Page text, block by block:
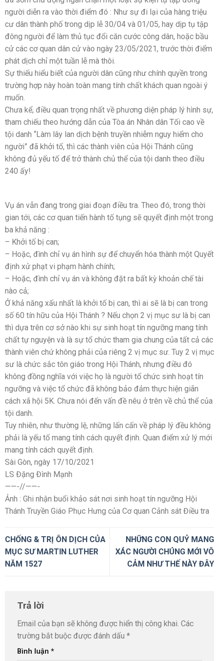
người diễn ra vào thời điểm đó : Như sự đi lại của hàng triệu
cư dân thành phố trong dịp lễ 30/04 và 01/05, hay dịp tụ tập
đông người để làm thủ tục đổi căn cước công dân, hoặc bầu
cử các cơ quan dân cử vào ngày 23/05/2021, trước thời điểm
phát dịch chỉ một tuần lễ mà thôi.
Sự thiếu hiểu biết của người dân cũng như chính quyền trong
trường hợp này hoàn toàn mang tính chất khách quan ngoài ý
muốn.
Chưa kể, điều quan trọng nhất về phương diện pháp lý hình sự,
tham chiếu theo hướng dẫn của Tòa án Nhân dân Tối cao về
tội danh “Làm lây lan dịch bệnh truyền nhiễm nguy hiểm cho
người” đã khởi tố, thì các thành viên của Hội Thánh cũng
không đủ yếu tố để trở thành chủ thể của tội danh theo điều
240 ấy!
Vụ án vẫn đang trong giai đoạn điều tra. Theo đó, trong thời
gian tới, các cơ quan tiến hành tố tụng sẽ quyết định một trong
ba khả năng :
– Khởi tố bị can;
– Hoặc, đình chỉ vụ án hình sự để chuyển hóa thành một Quyết
định xử phạt vi phạm hành chính;
– Hoặc, đình chỉ vụ án và không đặt ra bất kỳ khoản chế tài
nào cả;
Ở khả năng xấu nhất là khởi tố bị can, thì ai sẽ là bị can trong
số 60 tín hữu của Hội Thánh ? Nếu chọn 2 vị mục sư là bị can
thì dựa trên cơ sở nào khi sự sinh hoạt tín ngưỡng mang tính
chất tự nguyện và là sự tổ chức tham gia chung của tất cả các
thành viên chứ không phải của riêng 2 vị mục sư. Tuy 2 vị mục
sư là chức sắc tôn giáo trong Hội Thánh, nhưng điều đó
không đồng nghĩa với việc họ là người tổ chức sinh hoạt tín
ngưỡng và việc tổ chức đã không bảo đảm thực hiện giãn
cách xã hội 5K. Chưa nói đến vấn đề nêu ở trên về chủ thể của
tội danh.
Tuy nhiên, như thường lệ, những lấn cấn về pháp lý đều không
phải là yếu tố mang tính cách quyết định. Quan điểm xử lý mới
mang tính cách quyết định.
Sài Gòn, ngày 17/10/2021
LS Đặng Đình Mạnh
——-//——-
Ảnh : Ghi nhận buổi khảo sát nơi sinh hoạt tín ngưỡng Hội
Thánh Truyền Giáo Phục Hưng của Cơ quan Cảnh sát Điều tra
CHỐNG & TRỊ ÔN DỊCH CỦA
MỤC SƯ MARTIN LUTHER
NĂM 1527
NHỮNG CON QUỶ MANG
XÁC NGƯỜI CHÚNG MỚI VÔ
CẢM NHƯ THẾ NÀY ĐÂY
Trả lời
Email của bạn sẽ không được hiển thị công khai. Các
trường bắt buộc được đánh dấu *
Bình luận *